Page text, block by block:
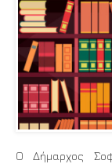
Ο Δήμαρχος